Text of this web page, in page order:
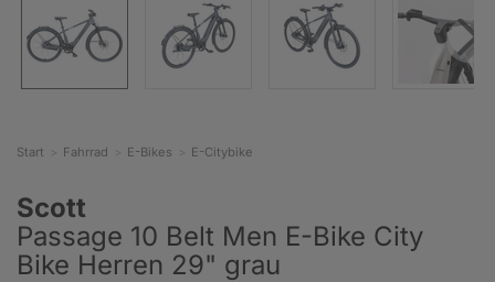
Start Fahrrad E-Bikes E-Citybike
Scott
Passage 10 Belt Men E-Bike City
Bike Herren 29" grau